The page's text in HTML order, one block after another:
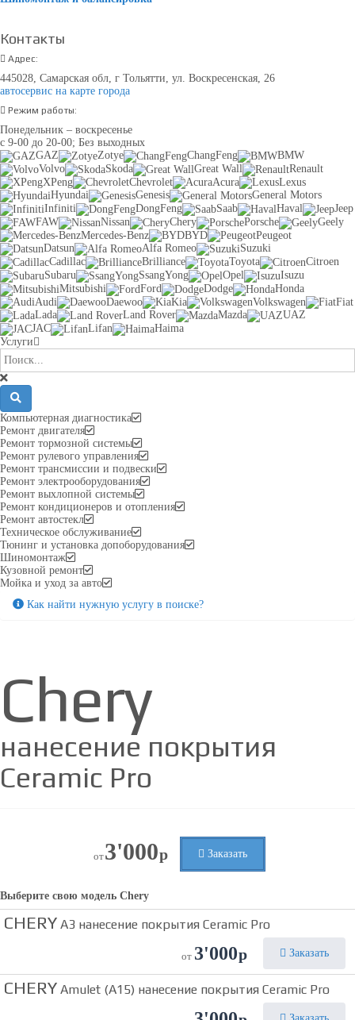
Контакты
Адрес:
445028, Самарская обл, г Тольятти, ул. Воскресенская, 26
автосервис на карте города
Режим работы:
Понедельник – воскресенье
с 9-00 до 20-00; Без выходных
GAZ
Zotye ChangFeng
BMW
Volvo
Skoda Great Wall
Renault
XPeng
Chevrolet Acura
Lexus
Hyundai
Genesis
General Motors
Infiniti
DongFeng Saab Haval
Jeep
FAW
Nissan Chery Porsche
Geely
Mercedes-Benz
BYD
Peugeot
Datsun
Alfa Romeo
Suzuki
Cadillac
Brilliance Toyota
Citroen
Subaru
SsangYong Opel
Isuzu
Mitsubishi
Ford Dodge
Honda
Audi
Daewoo Kia Volkswagen
Fiat
Lada
Land Rover Mazda
UAZ
JAC
Lifan
Haima
Услуги
Компьютерная диагностика
Ремонт двигателя
Ремонт тормозной системы
Ремонт рулевого управления
Ремонт трансмиссии и подвески
Ремонт электрооборудования
Ремонт выхлопной системы
Ремонт кондиционеров и отопления
Ремонт автостекл
Техническое обслуживание
Тюнинг и установка допоборудования
Шиномонтаж
Кузовной ремонт
Мойка и уход за авто
Как найти нужную услугу в поиске?
Chery
нанесение покрытия
Ceramic Pro
от3'000р Заказать
Выберите свою модель Chery
CHERY A3 нанесение покрытия Ceramic Pro
от 3'000р Заказать
CHERY Amulet (A15) нанесение покрытия Ceramic Pro